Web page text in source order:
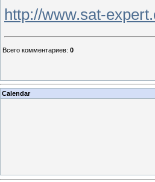
http://www.sat-
Всего комментариев: 0
Calendar